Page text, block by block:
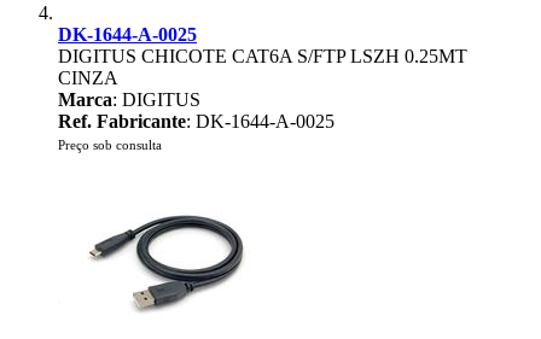
DK-1644-A-0025
DIGITUS CHICOTE CAT6A S/FTP LSZH 0.25MT
CINZA
Marca: DIGITUS
Ref. Fabricante: DK-1644-A-0025
Preço sob consulta